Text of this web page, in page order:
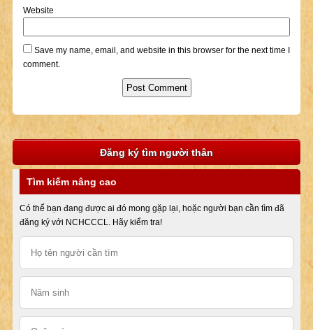
Website
Save my name, email, and website in this browser for the next time I
comment.
Đăng ký tìm người thân
Tìm kiếm nâng cao
Có thể bạn đang được ai đó mong gặp lại, hoặc người bạn cần tìm đã
đăng ký với NCHCCCL. Hãy kiểm tra!